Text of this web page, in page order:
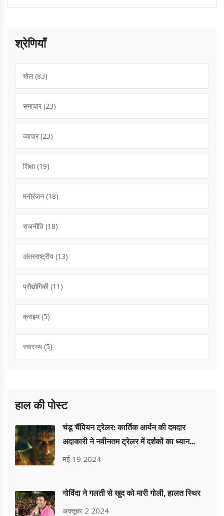
श्रेणियाँ
खेल(83)
समाचार (23)
व्यापार (23)
शिक्षा(19)
मनोरंजन (18)
राजनीति (18)
अंतरराष्ट्रीय (13)
प्रौद्योगिकी(11)
क्राइम(5)
स्वास्थ्य (5)
हाल की पोस्ट
चंडू चैंपियन ट्रेलर: कार्तिक आर्यन की दमदार
अदाकारी ने नवीनतम ट्रेलर में दर्शकों का ध्यान
आकर्षित किया
मई 19 2024
गोविंदा ने गलती से खुद को मारी गोली, हालत स्थिर
अक्तूबर 2 2024